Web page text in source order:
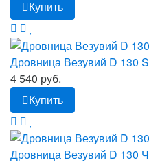
Купить
Дровница Везувий D 130 S
4 540 руб.
Купить
Дровница Везувий D 130 Ч